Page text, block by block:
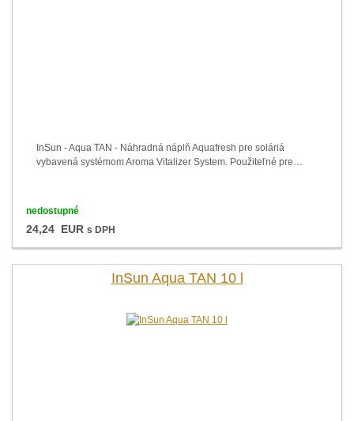
InSun - Aqua TAN - Náhradná náplň Aquafresh pre soláriá
vybavená systémom Aroma Vitalizer System. Použiteľné pre…
nedostupné
24,24 EUR s DPH
InSun Aqua TAN 10 l